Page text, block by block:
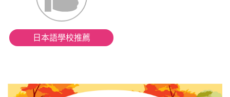
日本語學校推薦